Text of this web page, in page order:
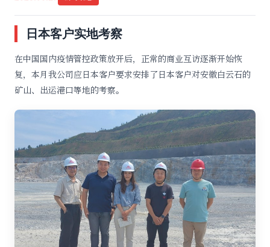
日本客户实地考察
在中国国内疫情管控政策放开后，正常的商业互访逐渐开始恢
复，本月我公司应日本客户要求安排了日本客户对安徽白云石的
矿山、出运港口等地的考察。